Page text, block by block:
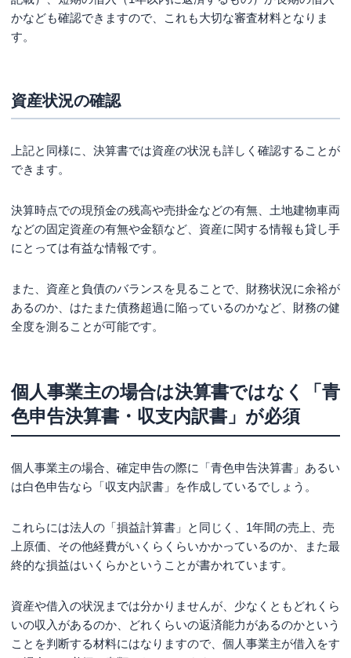
かなども確認できますので、これも大切な審査材料となりま
す。
資産状況の確認
上記と同様に、決算書では資産の状況も詳しく確認することが
できます。
決算時点での現預金の残高や売掛金などの有無、土地建物車両
などの固定資産の有無や金額など、資産に関する情報も貸し手
にとっては有益な情報です。
また、資産と負債のバランスを見ることで、財務状況に余裕が
あるのか、はたまた債務超過に陥っているのかなど、財務の健
全度を測ることが可能です。
個人事業主の場合は決算書ではなく「青
色申告決算書・収支内訳書」が必須
個人事業主の場合、確定申告の際に「青色申告決算書」あるい
は白色申告なら「収支内訳書」を作成しているでしょう。
これらには法人の「損益計算書」と同じく、1年間の売上、売
上原価、その他経費がいくらくらいかかっているのか、また最
終的な損益はいくらかということが書かれています。
資産や借入の状況までは分かりませんが、少なくともどれくら
いの収入があるのか、どれくらいの返済能力があるのかという
ことを判断する材料にはなりますので、個人事業主が借入をす